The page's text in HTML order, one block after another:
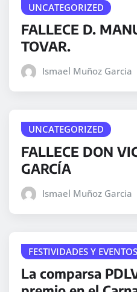
UNCATEGORIZED
FALLECE D.
TOVAR.
Ismael Muñoz Garcia
UNCATEGORIZED
FALLECE DON
GARCÍA
Ismael Muñoz Garcia
FESTIVIDADES Y EVENTOS
La comparsa